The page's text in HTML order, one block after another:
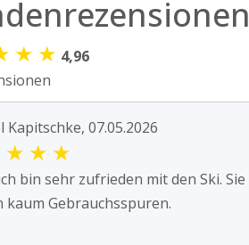
★ ★ 4,96
Kapitschke, 07.05.2026
★ ★ ★
bin sehr zufrieden mit den Ski. Sie
kaum Gebrauchsspuren.